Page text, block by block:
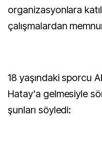
organizasyonlara
çalışmalardan
18 yaşındaki sporcu
Hatay'a gelmesiyle
şunları söyledi: